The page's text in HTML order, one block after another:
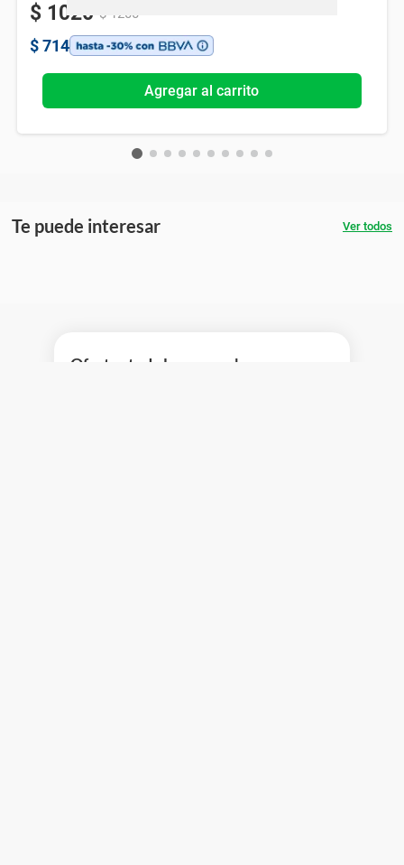
$ 1020 $ 1200
$ 714
Agregar al carrito
Te puede interesar Ver todos
¡Ofertas toda la semana!